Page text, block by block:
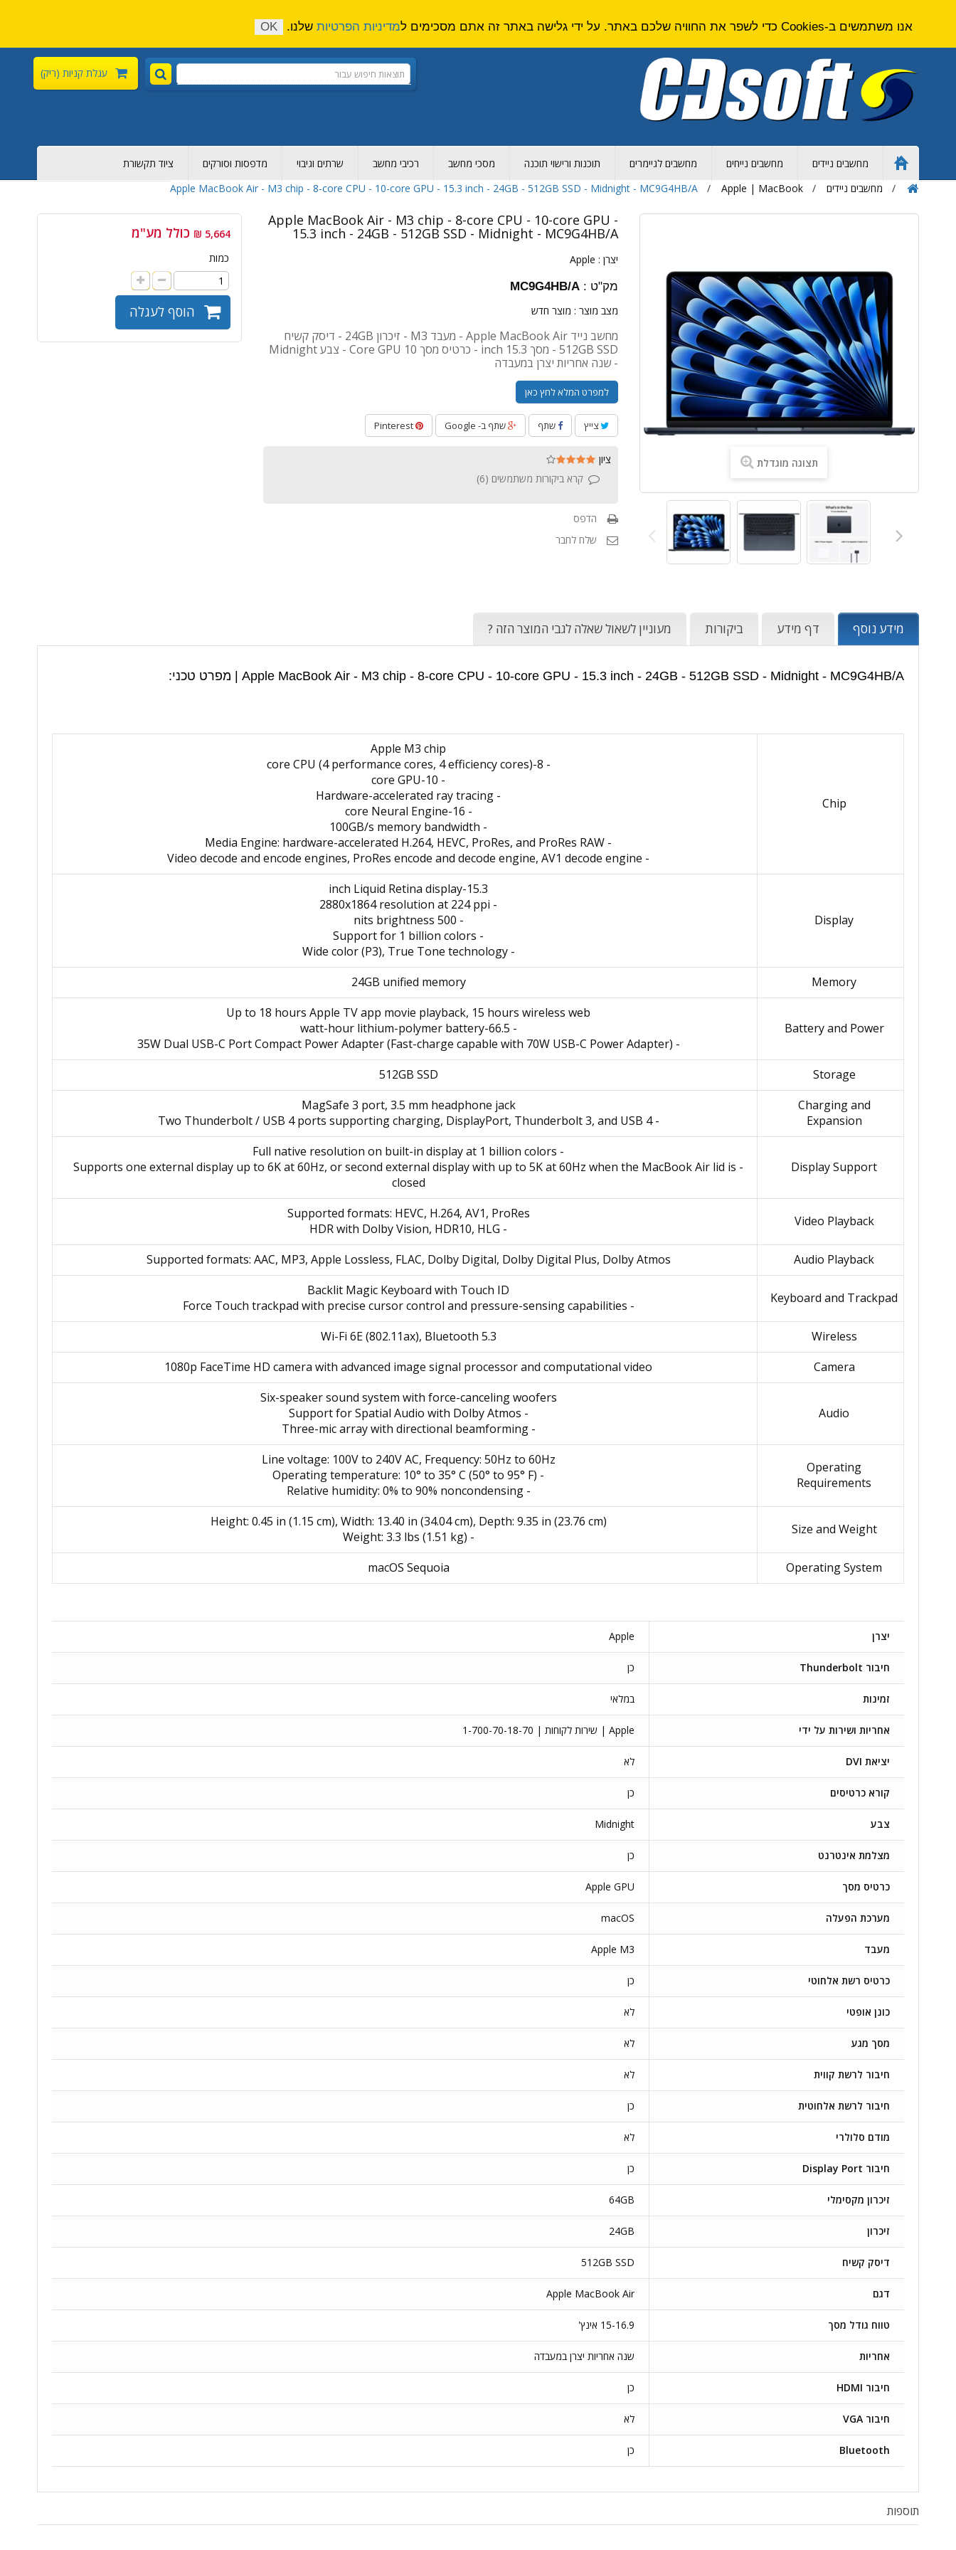
עגלת קניות (ריק)
Home
Page
מחשבים ניידים מחשבים נייחים מחשבים לגיימרים תוכנות ורישוי תוכנה מסכי מחשב רכיבי מחשב שרתים וגיבוי מדפסות וסורקים
ציוד תקשורת
מחשבים ניידים
Apple | MacBook
Apple MacBook Air - M3 chip - 8-core CPU - 10-core GPU - 15.3 inch - 24GB - 512GB SSD - Midnight - MC9G4HB/A
תצוגה מוגדלת
Apple MacBook Air - M3 chip - 8-core CPU - 10-core GPU -
15.3 inch - 24GB - 512GB SSD - Midnight - MC9G4HB/A
יצרן : Apple
מק"ט : MC9G4HB/A
מצב מוצר : מוצר חדש
מחשב נייד Apple MacBook Air - מעבד M3 - זיכרון 24GB - דיסק קשיח
512GB SSD - מסך 15.3 inch - כרטיס מסך 10 Core GPU - צבע Midnight
- שנה אחריות יצרן במעבדה
למפרט המלא לחץ כאן
צייץ שתף שתף ב- Google Pinterest
ציון
קרא ביקורות משתמשים (6
)
הדפס
שלח לחבר
5,664 ₪ כולל מע"מ
כמות
הוסף לעגלה
מידע נוסף דף מידע ביקורות מעוניין לשאול שאלה לגבי המוצר הזה ?
Apple MacBook Air - M3 chip - 8-core CPU - 10-core GPU - 15.3 inch - 24GB - 512GB SSD - Midnight - MC9G4HB/A | מפרט טכני:
Chip
Apple M3 chip
- 8-core CPU (4 performance cores, 4 efficiency cores)
- 10-core GPU
- Hardware-accelerated ray tracing
- 16-core Neural Engine
- 100GB/s memory bandwidth
- Media Engine: hardware-accelerated H.264, HEVC, ProRes, and ProRes RAW
- Video decode and encode engines, ProRes encode and decode engine, AV1 decode engine
Display
15.3-inch Liquid Retina display
- 2880x1864 resolution at 224 ppi
- 500 nits brightness
- Support for 1 billion colors
- Wide color (P3), True Tone technology
Memory
24GB unified memory
Battery and Power
Up to 18 hours Apple TV app movie playback, 15 hours wireless web
- 66.5-watt-hour lithium-polymer battery
- 35W Dual USB-C Port Compact Power Adapter (Fast-charge capable with 70W USB-C Power Adapter)
Storage
512GB SSD
Charging and
Expansion
MagSafe 3 port, 3.5 mm headphone jack
- Two Thunderbolt / USB 4 ports supporting charging, DisplayPort, Thunderbolt 3, and USB 4
Display Support
- Full native resolution on built-in display at 1 billion colors
- Supports one external display up to 6K at 60Hz, or second external display with up to 5K at 60Hz when the MacBook Air lid is
closed
Video Playback
Supported formats: HEVC, H.264, AV1, ProRes
- HDR with Dolby Vision, HDR10, HLG
Audio Playback
Supported formats: AAC, MP3, Apple Lossless, FLAC, Dolby Digital, Dolby Digital Plus, Dolby Atmos
Keyboard and Trackpad
Backlit Magic Keyboard with Touch ID
- Force Touch trackpad with precise cursor control and pressure-sensing capabilities
Wireless
Wi-Fi 6E (802.11ax), Bluetooth 5.3
Camera
1080p FaceTime HD camera with advanced image signal processor and computational video
Audio
Six-speaker sound system with force-canceling woofers
- Support for Spatial Audio with Dolby Atmos
- Three-mic array with directional beamforming
Operating
Requirements
Line voltage: 100V to 240V AC, Frequency: 50Hz to 60Hz
- Operating temperature: 10° to 35° C (50° to 95° F)
- Relative humidity: 0% to 90% noncondensing
Size and Weight
Height: 0.45 in (1.15 cm), Width: 13.40 in (34.04 cm), Depth: 9.35 in (23.76 cm)
- Weight: 3.3 lbs (1.51 kg)
Operating System
macOS Sequoia
יצרן Apple
חיבור Thunderbolt כן
זמינות במלאי
אחריות ושירות על ידי Apple | שירות לקוחות | 1-700-70-18-70
יציאת DVI לא
קורא כרטיסים כן
צבע Midnight
מצלמת אינטרנט כן
כרטיס מסך Apple GPU
מערכת הפעלה macOS
מעבד Apple M3
כרטיס רשת אלחוטי כן
כונן אופטי לא
מסך מגע לא
חיבור לרשת קווית לא
חיבור לרשת אלחוטית כן
מודם סלולרי לא
חיבור Display Port כן
זיכרון מקסימלי 64GB
זיכרון 24GB
דיסק קשיח 512GB SSD
דגם Apple MacBook Air
טווח גודל מסך 15-16.9 אינץ'
אחריות שנה אחריות יצרן במעבדה
חיבור HDMI כן
חיבור VGA לא
Bluetooth כן
תוספות
אנו משתמשים ב-Cookies כדי לשפר את החוויה שלכם באתר. על ידי גלישה באתר זה אתם מסכימים ל מדיניות הפרטיות שלנו. OK